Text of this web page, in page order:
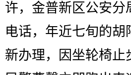
许，金普新区公安
电话，年近七旬的
新办理，因坐轮椅